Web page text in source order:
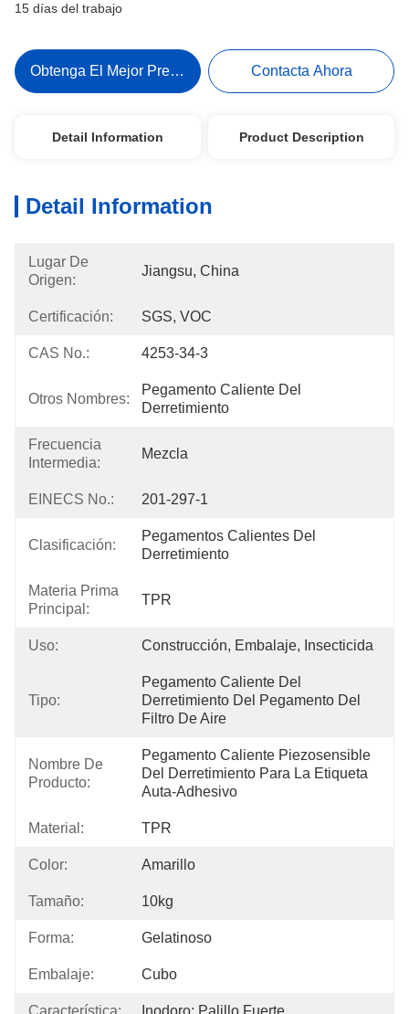
15 días del trabajo
Obtenga El Mejor Precio Contacta Ahora
Detail Information Product Description
Detail Information
Lugar De
Origen:
Jiangsu, China
Certificación: SGS, VOC
CAS No.: 4253-34-3
Otros Nombres:
Pegamento Caliente Del
Derretimiento
Frecuencia
Intermedia:
Mezcla
EINECS No.: 201-297-1
Clasificación:
Pegamentos Calientes Del
Derretimiento
Materia Prima
Principal:
TPR
Uso: Construcción, Embalaje, Insecticida
Tipo:
Pegamento Caliente Del
Derretimiento Del Pegamento Del
Filtro De Aire
Nombre De
Producto:
Pegamento Caliente Piezosensible
Del Derretimiento Para La Etiqueta
Auta-Adhesivo
Material: TPR
Color: Amarillo
Tamaño: 10kg
Forma: Gelatinoso
Embalaje: Cubo
Característica: Inodoro; Palillo Fuerte